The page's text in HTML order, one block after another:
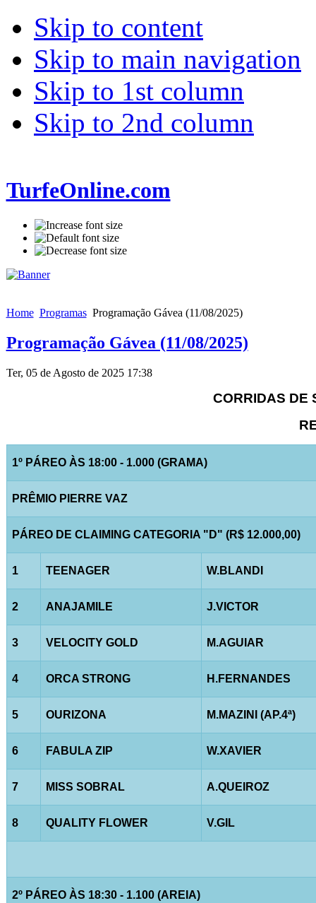
Skip to content
Skip to main navigation
Skip to 1st column
Skip to 2nd column
TurfeOnline.com
Home Programas Programação Gávea (11/08/2025)
Programação Gávea (11/08/2025)
Ter, 05 de Agosto de 2025 17:38
CORRIDAS DE
1º PÁREO ÀS 18:00 - 1.000 (GRAMA)
PRÊMIO PIERRE VAZ
PÁREO DE CLAIMING CATEGORIA "D" (R$ 12.000,00)
1 TEENAGER W.BLANDI
2 ANAJAMILE J.VICTOR
3 VELOCITY GOLD M.AGUIAR
4 ORCA STRONG H.FERNANDES
5 OURIZONA M.MAZINI (AP.4ª)
6 FABULA ZIP W.XAVIER
7 MISS SOBRAL A.QUEIROZ
8 QUALITY FLOWER V.GIL
2º PÁREO ÀS 18:30 - 1.100 (AREIA)